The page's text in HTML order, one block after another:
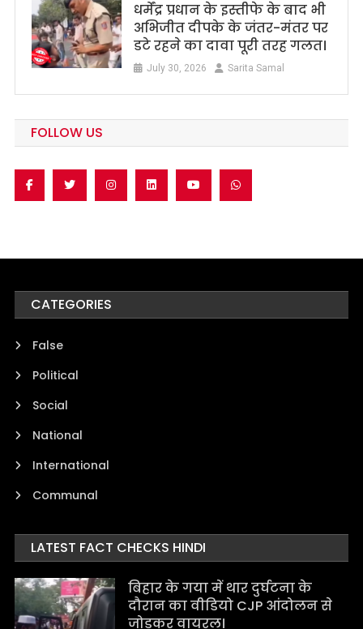
धर्मेंद्र प्रधान के इस्तीफे के बाद भी
अभिजीत दीपके के जंतर-मंतर पर
डटे रहने का दावा पूरी तरह गलत।
July 30, 2026 Sarita Samal
FOLLOW US
CATEGORIES
False
Political
Social
National
International
Communal
LATEST FACT CHECKS HINDI
बिहार के गया में थार दुर्घटना के
दौरान का वीडियो CJP आंदोलन से
जोड़कर वायरल।